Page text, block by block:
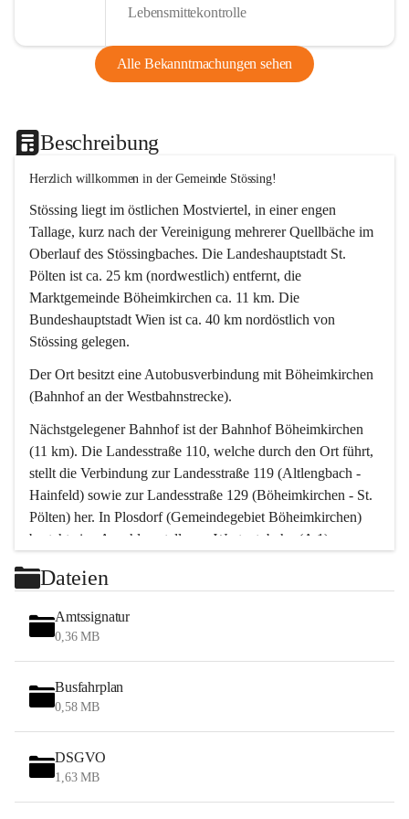
Lebensmittekontrolle
Alle Bekanntmachungen sehen
Beschreibung
Herzlich willkommen in der Gemeinde Stössing!
Stössing liegt im östlichen Mostviertel, in einer engen
Tallage, kurz nach der Vereinigung mehrerer Quellbäche im
Oberlauf des Stössingbaches. Die Landeshauptstadt St.
Pölten ist ca. 25 km (nordwestlich) entfernt, die
Marktgemeinde Böheimkirchen ca. 11 km. Die
Bundeshauptstadt Wien ist ca. 40 km nordöstlich von
Stössing gelegen.
Der Ort besitzt eine Autobusverbindung mit Böheimkirchen
(Bahnhof an der Westbahnstrecke).
Nächstgelegener Bahnhof ist der Bahnhof Böheimkirchen
(11 km). Die Landesstraße 110, welche durch den Ort führt,
stellt die Verbindung zur Landesstraße 119 (Altlengbach -
Hainfeld) sowie zur Landesstraße 129 (Böheimkirchen - St.
Pölten) her. In Plosdorf (Gemeindegebiet Böheimkirchen)
besteht eine Anschlussstelle zur Westautobahn (A 1).
Wien erreicht man in ca. 45 Minuten.
Stössing zählt noch zum Naherholungsraum Wien sowie
zum Naherholungsraum St. Pölten. Viele Bauernhöfe hatten
„ihre Wiener“. Seit 1960 bauten viele Wiener
Wochenendhäuser im Gemeindegebiet. Wegen des
waldreichen Jagdgebietes haben viele Jagdpächter ihre
Das Wandern ist aus touristischer Sicht die bedeutendste
Tätigkeit. Das hügelige Gebiet mit Wanderwegen durch
Wiesen, Wälder und Obstkulturen lädt dazu ein. Gefördert
Dateien
Amtssignatur
0,36 MB
Busfahrplan
0,58 MB
DSGVO
1,63 MB